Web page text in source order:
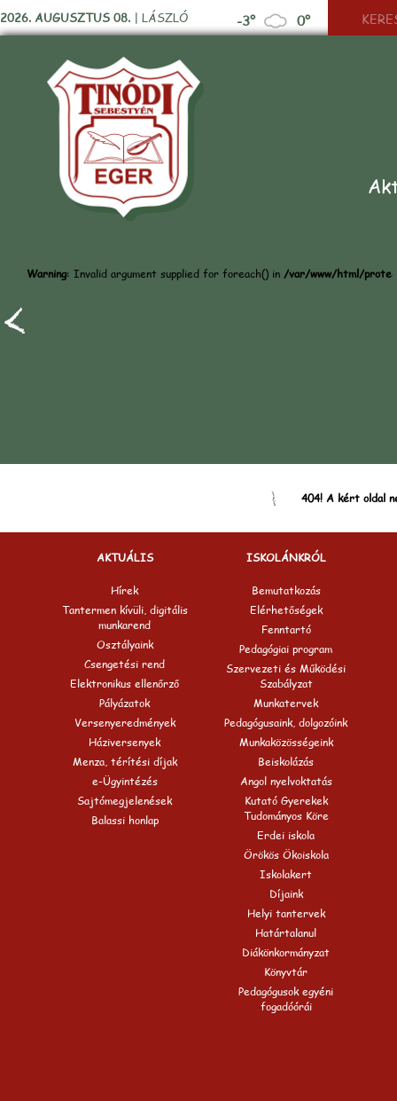
2026. AUGUSZTUS 08. | LÁSZLÓ -3° 0°
Warning: Invalid argument supplied for foreach() in /var/www/html/
404! A kért oldal
AKTUÁLIS
Hírek
Tantermen kívüli, digitális
munkarend
Osztályaink
Csengetési rend
Elektronikus ellenőrző
Pályázatok
Versenyeredmények
Háziversenyek
Menza, térítési díjak
e-Ügyintézés
Sajtómegjelenések
Balassi honlap
ISKOLÁNKRÓL
Bemutatkozás
Elérhetőségek
Fenntartó
Pedagógiai program
Szervezeti és Működési
Szabályzat
Munkatervek
Pedagógusaink, dolgozóink
Munkaközösségeink
Beiskolázás
Angol nyelvoktatás
Kutató Gyerekek
Tudományos Köre
Erdei iskola
Örökös Ökoiskola
Iskolakert
Díjaink
Helyi tantervek
Határtalanul
Diákönkormányzat
Könyvtár
Pedagógusok egyéni
fogadóórái